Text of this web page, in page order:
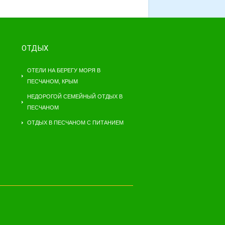
ОТДЫХ
ОТЕЛИ НА БЕРЕГУ МОРЯ В
ПЕСЧАНОМ, КРЫМ
НЕДОРОГОЙ СЕМЕЙНЫЙ ОТДЫХ В
ПЕСЧАНОМ
ОТДЫХ В ПЕСЧАНОМ С ПИТАНИЕМ